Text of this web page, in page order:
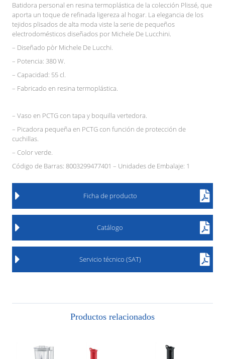
Batidora personal en resina termoplástica de la colección Plissé, que
aporta un toque de refinada ligereza al hogar. La elegancia de los
tejidos plisados de alta moda viste la serie de pequeños
electrodomésticos diseñados por Michele De Lucchini.
– Diseñado pòr Michele De Lucchi.
– Potencia: 380 W.
– Capacidad: 55 cl.
– Fabricado en resina termoplástica.
– Vaso en PCTG con tapa y boquilla vertedora.
– Picadora pequeña en PCTG con función de protección de
cuchillas.
– Color verde.
Código de Barras: 8003299477401 – Unidades de Embalaje: 1
Ficha de producto
Catálogo
Servicio técnico (SAT)
Productos relacionados